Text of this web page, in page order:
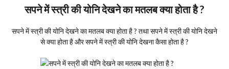
सपने में स्त्री की योनि देखने का मतलब क्या होता है ?
सपने में स्त्री की योनि देखने का मतलब क्या होता है ? तथा सपने में स्त्री की योनि देखने
से क्या होता है और सपने में स्त्री की योनि देखना कैसा होता है ?